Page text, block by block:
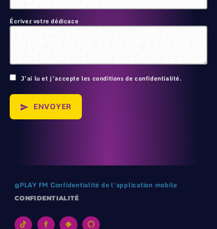
Écrivez votre dédicace
J’ai lu et j’accepte les conditions de confidentialité.
send ENVOYER
@PLAY FM Confidentialité de l'application mobile
CONFIDENTIALITÉ